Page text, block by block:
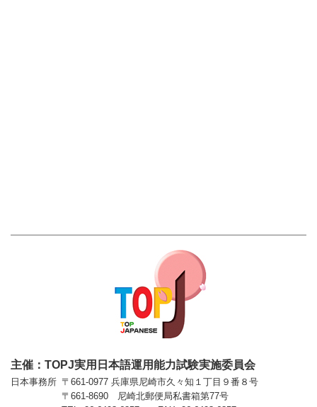
主催：TOPJ実用日本語運用能力試験実施委員会
日本事務所 〒661-0977 兵庫県尼崎市久々知１丁目９番８号
〒661-8690 尼崎北郵便局私書箱第77号